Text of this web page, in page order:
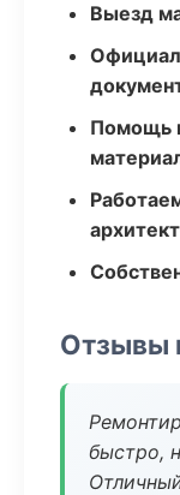
Выезд
Помощь
Отзывы
быстро,